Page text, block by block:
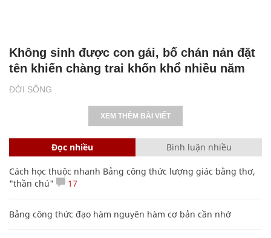
ĐỜI SỐNG
Không sinh được con gái, bố chán nản đặt
tên khiến chàng trai khốn khổ nhiều năm
XEM THÊM BÀI VIẾT
Đọc nhiều Bình luận nhiều
Cách học thuộc nhanh Bảng công thức lượng giác bằng thơ,
"thần chú"
17
Bảng công thức đạo hàm nguyên hàm cơ bản cần nhớ